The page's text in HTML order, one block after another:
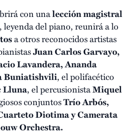
con unalección magistral
, leyenda del piano, reunirá a lo
a otros reconocidos artistas
Juan Carlos Garvayo,
Lavandera, Ananda
Buniatishvili, el polifacético
Lluna, el percusionistaMiquel
conjuntosTrío Arbós,
Diotima y Camerata
Orchestra.